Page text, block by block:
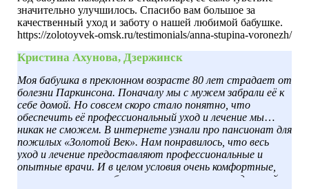
значительно улучшилось. Спасибо вам большое за
качественный уход и заботу о нашей любимой бабушке.
https://zolotoyvek-omsk.ru/testimonials/anna-stupina-voronezh/
Кристина Ахунова, Дзержинск
Моя бабушка в преклонном возрасте 80 лет страдает от
болезни Паркинсона. Поначалу мы с мужем забрали её к
себе домой. Но совсем скоро стало понятно, что
обеспечить её профессиональный уход и лечение мы
никак не сможем. В интернете узнали про пансионат для
пожилых «Золотой Век». Нам понравилось, что весь
уход и лечение предоставляют профессиональные и
опытные врачи. И в целом условия очень комфортные,
палаты уютные, мебель современная, есть отдельный